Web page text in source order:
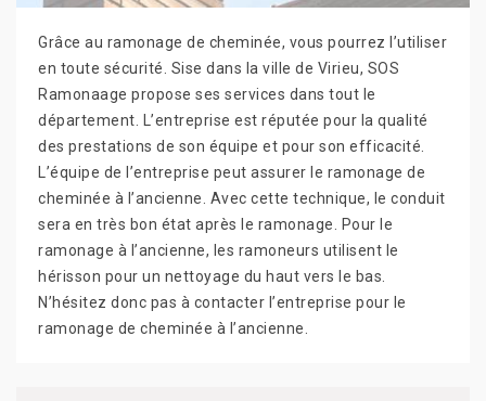
Grâce au ramonage de cheminée, vous pourrez l’utiliser
en toute sécurité. Sise dans la ville de Virieu, SOS
Ramonaage propose ses services dans tout le
département. L’entreprise est réputée pour la qualité
des prestations de son équipe et pour son efficacité.
L’équipe de l’entreprise peut assurer le ramonage de
cheminée à l’ancienne. Avec cette technique, le conduit
sera en très bon état après le ramonage. Pour le
ramonage à l’ancienne, les ramoneurs utilisent le
hérisson pour un nettoyage du haut vers le bas.
N’hésitez donc pas à contacter l’entreprise pour le
ramonage de cheminée à l’ancienne.